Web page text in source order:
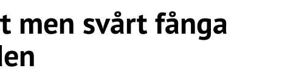
men svårt fånga